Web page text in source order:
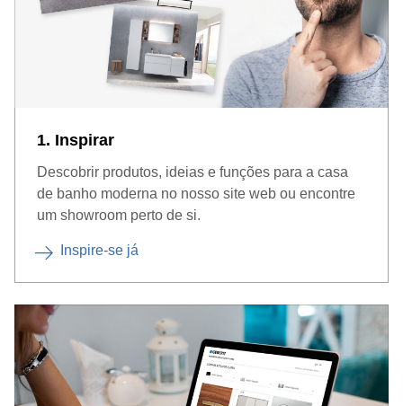
como a nogueira, com muitos tons intermédios
disponíveis. Isto permite-lhedesenhar a casa de banho
de forma personalizada
1. Inspirar
Descobrir produtos, ideias e funções para a casa
de banho moderna no nosso site web ou encontre
um showroom perto de si.
Inspire-se já